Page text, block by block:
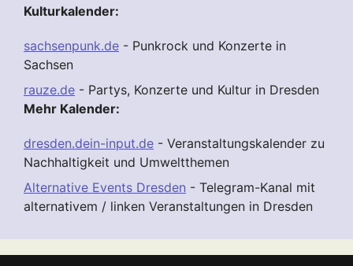
Kulturkalender:
sachsenpunk.de - Punkrock und Konzerte in
Sachsen
rauze.de - Partys, Konzerte und Kultur in Dresden
Mehr Kalender:
dresden.dein-input.de - Veranstaltungskalender zu
Nachhaltigkeit und Umweltthemen
Alternative Events Dresden - Telegram-Kanal mit
alternativem / linken Veranstaltungen in Dresden